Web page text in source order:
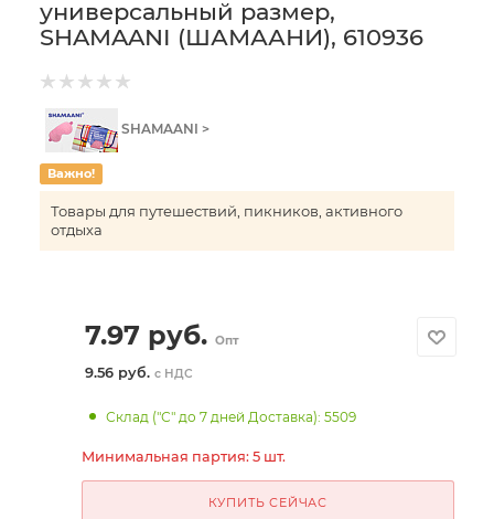
универсальный размер,
SHAMAANI (ШАМААНИ), 610936
SHAMAANI >
Важно!
Товары для путешествий, пикников, активного
отдыха
7.97 руб. Опт
9.56 руб. с НДС
Склад ("С" до 7 дней Доставка): 5509
Минимальная партия: 5 шт.
КУПИТЬ СЕЙЧАС